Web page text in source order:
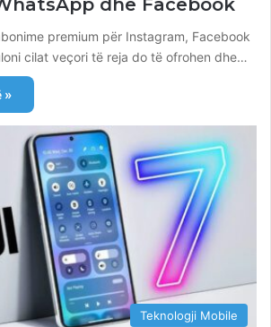
dhe Facebook
premium për Instagram, Facebook
cilat veçori të reja do të ofrohen dhe…
»
Teknologji Mobile